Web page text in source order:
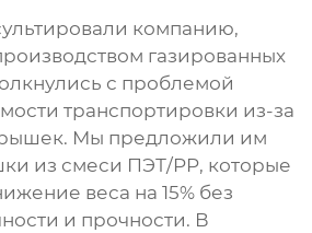
компанию,
газированных
с проблемой
транспортировки из-за
Мы предложили им
из смеси ПЭТ/PP, которые
веса на 15% без
и прочности. В